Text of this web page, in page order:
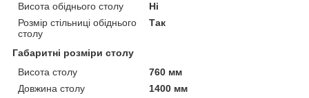
Висота обіднього столу
Ні
Розмір стільниці обіднього
столу
Так
Габаритні розміри столу
Висота столу
760 мм
Довжина столу
1400 мм